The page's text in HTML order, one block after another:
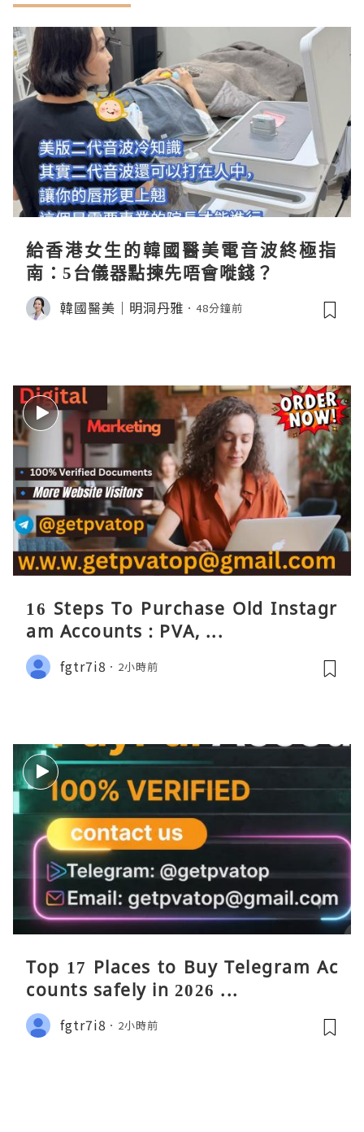
給香港女生的韓國醫美電音波終極指
南：5台儀器點揀先唔會嘥錢？
韓國醫美｜明洞丹雅 48分鐘前
16 Steps To Purchase Old Instagr
am Accounts : PVA, ...
fgtr7i8 2小時前
Top 17 Places to Buy Telegram Ac
counts safely in 2026 ...
fgtr7i8 2小時前